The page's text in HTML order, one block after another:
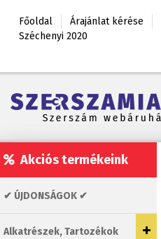
Főoldal Árajánlat kérése
Széchenyi 2020
Akciós termékeink
✔ ÚJDONSÁGOK ✔
Alkatrészek, Tartozékok